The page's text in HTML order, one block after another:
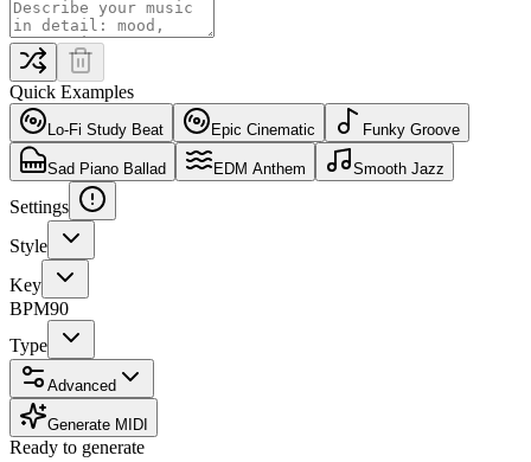
Quick Examples
Lo-Fi Study Beat Epic Cinematic Funky Groove
Sad Piano Ballad EDM Anthem Smooth Jazz
Settings
Style
Key
BPM90
Type
Advanced
Generate MIDI
Ready to generate